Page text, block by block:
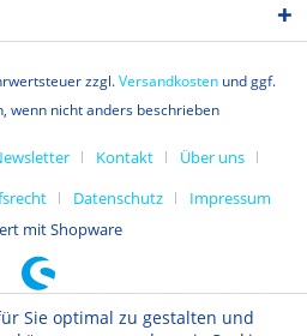
zzgl.Versandkosten und ggf.
wenn nicht anders beschrieben
Kontakt
Über uns
Datenschutz
Impressum
mit Shopware
Sie optimal zu gestalten und